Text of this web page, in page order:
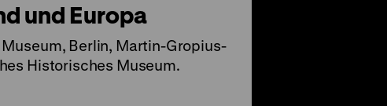
und Europa
Berlin, Martin-Gropius-
Historisches Museum.